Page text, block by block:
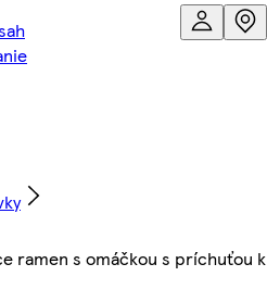
ramen s omáčkou s príchuťou